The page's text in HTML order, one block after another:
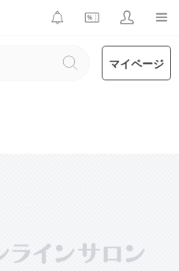
マイページ